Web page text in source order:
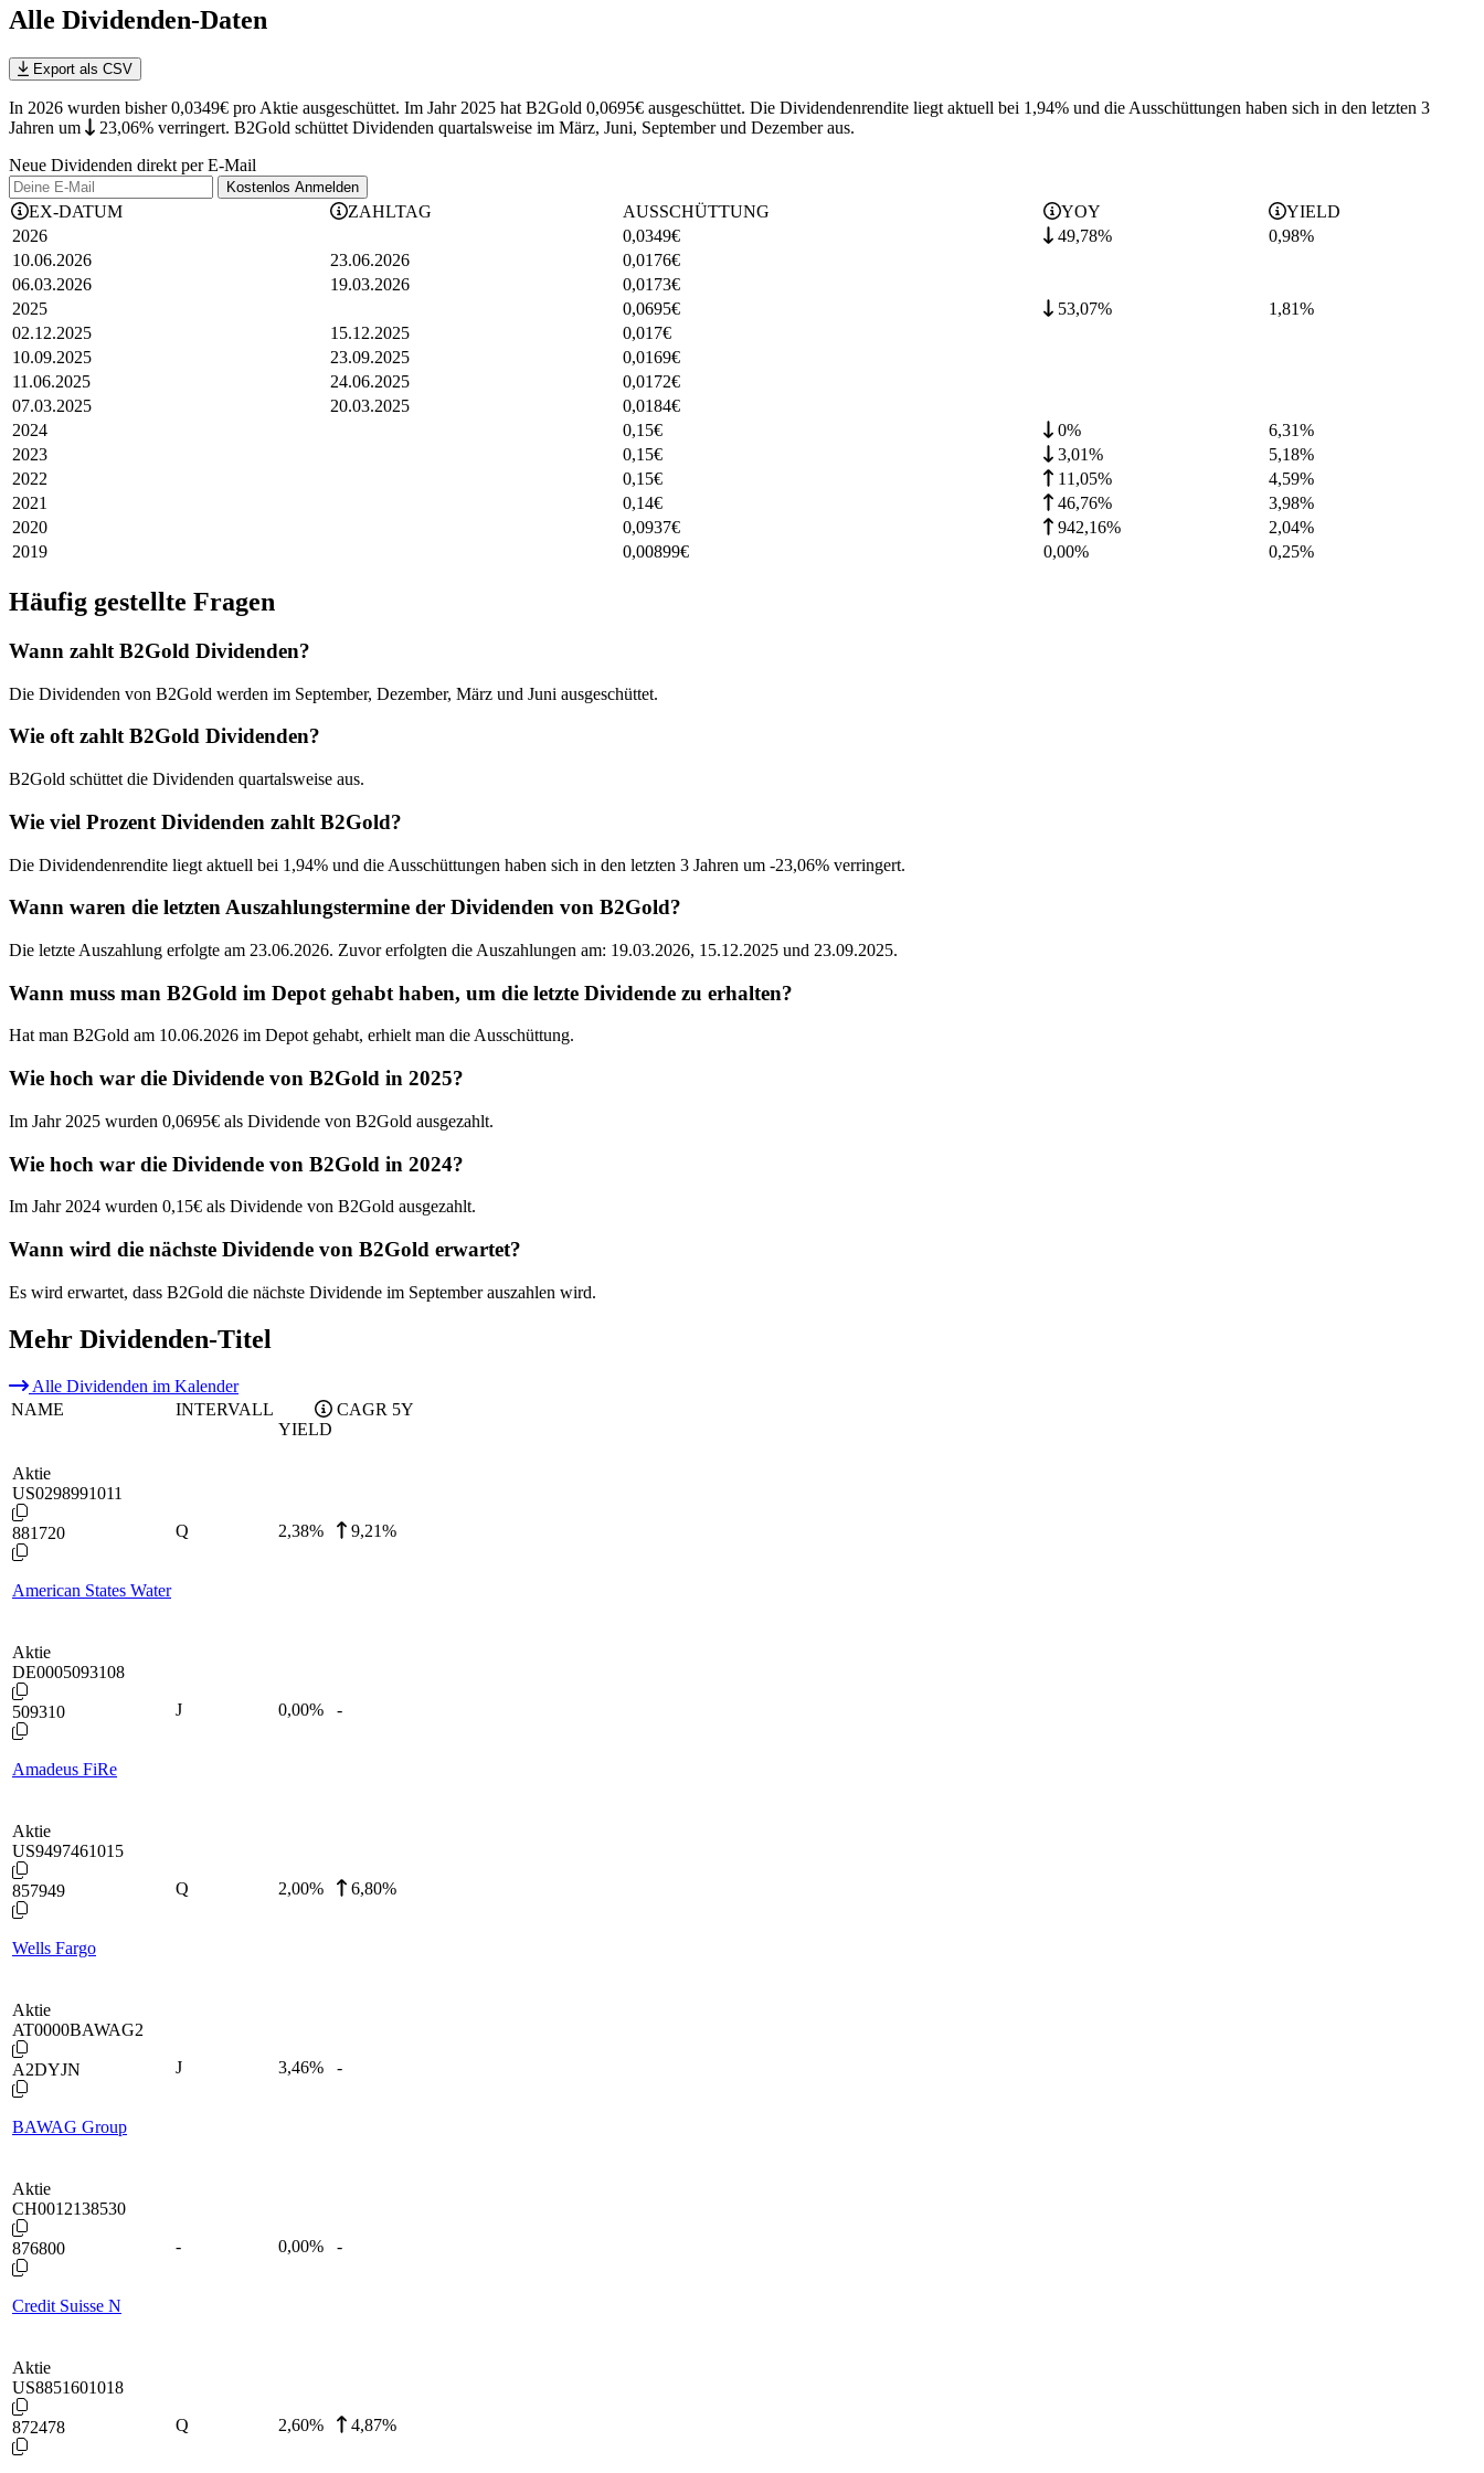
Alle Dividenden-Daten
Export als CSV
In 2026 wurden bisher 0,0349€ pro Aktie ausgeschüttet. Im Jahr 2025 hat B2Gold 0,0695€ ausgeschüttet. Die Dividendenrendite liegt aktuell bei 1,94% und die Ausschüttungen haben sich in den letzten 3
Jahren um 23,06% verringert. B2Gold schüttet Dividenden quartalsweise im März, Juni, September und Dezember aus.
Neue Dividenden direkt per E-Mail
Kostenlos Anmelden
EX-DATUM ZAHLTAG AUSSCHÜTTUNG YOY
YIELD
2026
0,0349€ 49,78% 0,98%
10.06.2026
23.06.2026 0,0176€
06.03.2026
19.03.2026 0,0173€
2025
0,0695€ 53,07% 1,81%
02.12.2025
15.12.2025 0,017€
10.09.2025
23.09.2025 0,0169€
11.06.2025
24.06.2025 0,0172€
07.03.2025
20.03.2025 0,0184€
2024
0,15€ 0% 6,31%
2023
0,15€ 3,01% 5,18%
2022
0,15€ 11,05% 4,59%
2021
0,14€ 46,76% 3,98%
2020
0,0937€ 942,16% 2,04%
2019
0,00899€ 0,00% 0,25%
Häufig gestellte Fragen
Wann zahlt B2Gold Dividenden?
Die Dividenden von B2Gold werden im September, Dezember, März und Juni ausgeschüttet.
Wie oft zahlt B2Gold Dividenden?
B2Gold schüttet die Dividenden quartalsweise aus.
Wie viel Prozent Dividenden zahlt B2Gold?
Die Dividendenrendite liegt aktuell bei 1,94% und die Ausschüttungen haben sich in den letzten 3 Jahren um -23,06% verringert.
Wann waren die letzten Auszahlungstermine der Dividenden von B2Gold?
Die letzte Auszahlung erfolgte am 23.06.2026. Zuvor erfolgten die Auszahlungen am: 19.03.2026, 15.12.2025 und 23.09.2025.
Wann muss man B2Gold im Depot gehabt haben, um die letzte Dividende zu erhalten?
Hat man B2Gold am 10.06.2026 im Depot gehabt, erhielt man die Ausschüttung.
Wie hoch war die Dividende von B2Gold in 2025?
Im Jahr 2025 wurden 0,0695€ als Dividende von B2Gold ausgezahlt.
Wie hoch war die Dividende von B2Gold in 2024?
Im Jahr 2024 wurden 0,15€ als Dividende von B2Gold ausgezahlt.
Wann wird die nächste Dividende von B2Gold erwartet?
Es wird erwartet, dass B2Gold die nächste Dividende im September auszahlen wird.
Mehr Dividenden-Titel
Alle Dividenden im Kalender
NAME
INTERVALL
YIELD
CAGR 5Y
Aktie
US0298991011
881720
American States Water
Q 2,38% 9,21%
Aktie
DE0005093108
509310
Amadeus FiRe
J 0,00% -
Aktie
US9497461015
857949
Wells Fargo
Q 2,00% 6,80%
Aktie
AT0000BAWAG2
A2DYJN
BAWAG Group
J 3,46% -
Aktie
CH0012138530
876800
Credit Suisse N
- 0,00% -
Aktie
US8851601018
872478 Q 2,60% 4,87%